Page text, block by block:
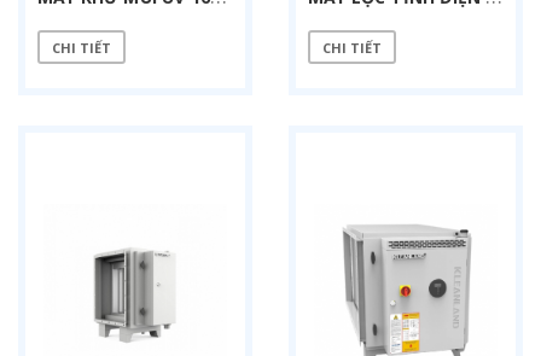
CHI TIẾT CHI TIẾT